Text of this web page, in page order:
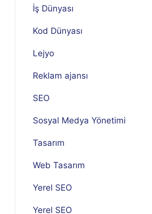
İş Dünyası
Kod Dünyası
Lejyo
Reklam ajansı
SEO
Sosyal Medya Yönetimi
Tasarım
Web Tasarım
Yerel SEO
Yerel SEO